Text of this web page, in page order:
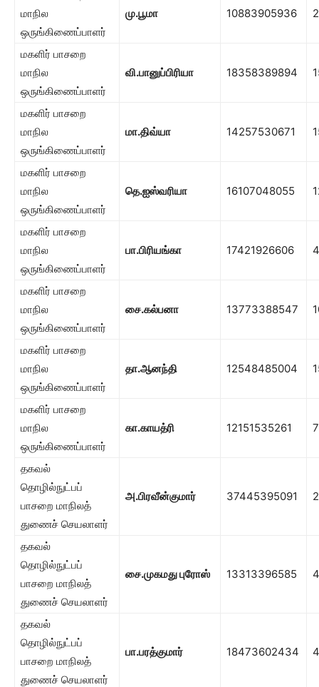
மாநில
ஒருங்கிணைப்பாளர்
மு.பூமா 10883905936
மகளிர் பாசறை
மாநில
ஒருங்கிணைப்பாளர்
வி.பானுப்பிரியா 18358389894
மகளிர் பாசறை
மாநில
ஒருங்கிணைப்பாளர்
மா.திவ்யா 14257530671
மகளிர் பாசறை
மாநில
ஒருங்கிணைப்பாளர்
தெ.ஐஸ்வரியா 16107048055
மகளிர் பாசறை
மாநில
ஒருங்கிணைப்பாளர்
பா.பிரியங்கா 17421926606
மகளிர் பாசறை
மாநில
ஒருங்கிணைப்பாளர்
சை.கல்பனா 13773388547
மகளிர் பாசறை
மாநில
ஒருங்கிணைப்பாளர்
தா.ஆனந்தி 12548485004
மகளிர் பாசறை
மாநில
ஒருங்கிணைப்பாளர்
கா.காயத்ரி 12151535261 7
தகவல்
தொழில்நுட்பப்
பாசறை மாநிலத்
துணைச் செயலாளர்
அ.பிரவீன்குமார் 37445395091
தகவல்
தொழில்நுட்பப்
பாசறை மாநிலத்
துணைச் செயலாளர்
சை.முகமது புரோஸ் 13313396585
தகவல்
தொழில்நுட்பப்
பாசறை மாநிலத்
துணைச் செயலாளர்
பா.பரத்குமார் 18473602434